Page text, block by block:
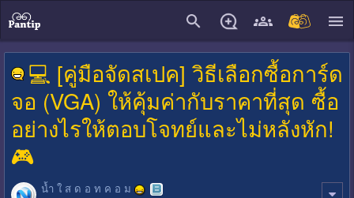
💻 [คู่มือจัดสเปค] วิธีเลือกซื้อการ์ด
จอ (VGA) ให้คุ้มค่ากับราคาที่สุด ซื้อ
อย่างไรให้ตอบโจทย์และไม่หลังหัก!
🎮
น้ำ ใ ส ด อ ท ค อ ม
close